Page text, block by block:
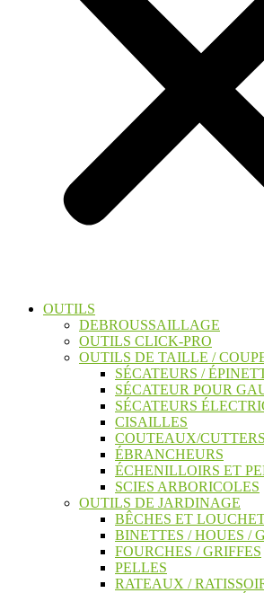
OUTILS
DEBROUSSAILLAGE
OUTILS CLICK-PRO
OUTILS DE TAILLE /
SÉCATEURS /
SÉCATEUR POUR
SÉCATEURS
CISAILLES
COUTEAUX/
ÉBRANCHEURS
ÉCHENILLOIRS ET
SCIES ARBORICOLES
OUTILS DE JARDINAGE
BÊCHES ET
BINETTES / HOUES /
FOURCHES / GRIFFES
PELLES
RATEAUX /